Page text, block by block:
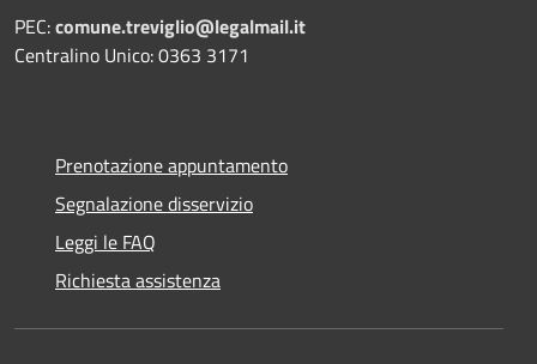
PEC:comune.treviglio@legalmail.it
Centralino Unico: 0363 3171
Prenotazione appuntamento
Segnalazione disservizio
Leggi le FAQ
Richiesta assistenza